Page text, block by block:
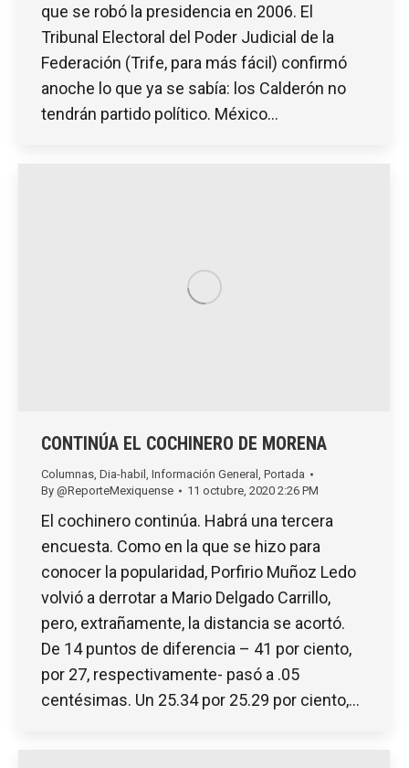
que se robó la presidencia en 2006. El
Tribunal Electoral del Poder Judicial de la
Federación (Trife, para más fácil) confirmó
anoche lo que ya se sabía: los Calderón no
tendrán partido político. México…
CONTINÚA EL COCHINERO DE MORENA
Columnas, Dia-habil , Información General , Portada
By @ReporteMexiquense 11 octubre, 2020 2:26 PM
El cochinero continúa. Habrá una tercera
encuesta. Como en la que se hizo para
conocer la popularidad, Porfirio Muñoz Ledo
volvió a derrotar a Mario Delgado Carrillo,
pero, extrañamente, la distancia se acortó.
De 14 puntos de diferencia – 41 por ciento,
por 27, respectivamente- pasó a .05
centésimas. Un 25.34 por 25.29 por ciento,…